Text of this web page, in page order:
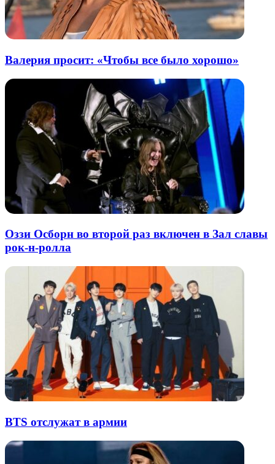
Валерия просит: «Чтобы все было хорошо»
Оззи Осборн во второй раз включен в Зал славы
рок-н-ролла
BTS отслужат в армии